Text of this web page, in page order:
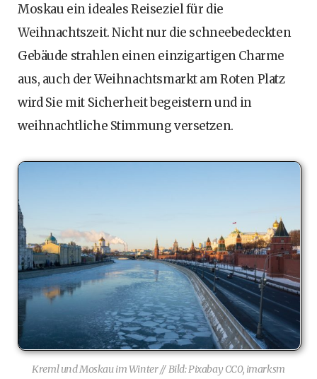
Moskau ein ideales Reiseziel für die
Weihnachtszeit. Nicht nur die schneebedeckten
Gebäude strahlen einen einzigartigen Charme
aus, auch der Weihnachtsmarkt am Roten Platz
wird Sie mit Sicherheit begeistern und in
weihnachtliche Stimmung versetzen.
Kreml und Moskau im Winter // Bild: Pixabay CC0, imarksm